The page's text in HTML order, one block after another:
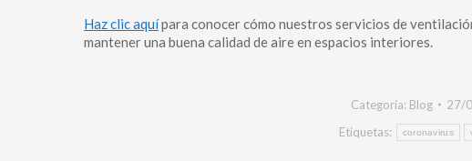
Haz clic aquípara conocer cómo nuestros servicios de
mantener una buena calidad de aire en espacios interiores.
Categoría: Blog
27/
Etiquetas:
coronavirus